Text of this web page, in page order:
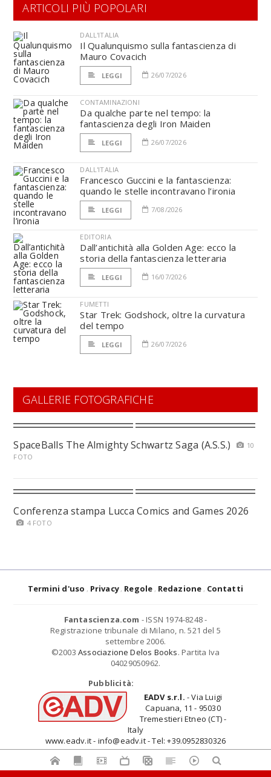
ARTICOLI PIÙ POPOLARI
DALL'ITALIA
Il Qualunquismo sulla fantascienza di
Mauro Covacich
LEGGI 26/07/2026
CONTAMINAZIONI
Da qualche parte nel tempo: la
fantascienza degli Iron Maiden
LEGGI 26/07/2026
DALL'ITALIA
Francesco Guccini e la fantascienza:
quando le stelle incontravano l’ironia
LEGGI 7/08/2026
EDITORIA
Dall’antichità alla Golden Age: ecco la
storia della fantascienza letteraria
LEGGI 16/07/2026
FUMETTI
Star Trek: Godshock, oltre la curvatura
del tempo
LEGGI 26/07/2026
GALLERIE FOTOGRAFICHE
SpaceBalls The Almighty Schwartz Saga (A.S.S.)
10
FOTO
Conferenza stampa Lucca Comics and Games 2026
4 FOTO
Termini d'uso Privacy Regole Redazione Contatti
Fantascienza.com - ISSN 1974-8248 -
Registrazione tribunale di Milano, n. 521 del 5
settembre 2006.
©2003 Associazione Delos Books. Partita Iva
04029050962.
Pubblicità:
EADV s.r.l. - Via Luigi
Capuana, 11 - 95030
Tremestieri Etneo (CT) -
Italy
www.eadv.it - info@eadv.it - Tel: +39.0952830326